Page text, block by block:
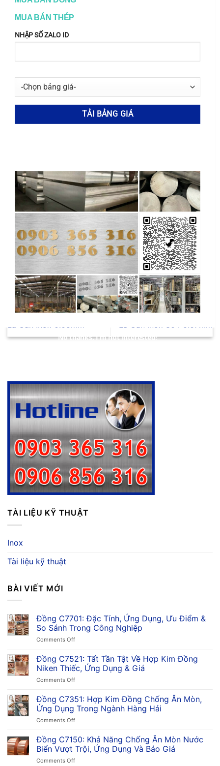
Thép Hợp Kim SKD61: Đặc Tính, Ứng Dụng Khuôn
Dập Nóng, Nhiệt Luyện, Giá Tốt
Trong ngành gia công cơ khí và sản xuất
khuôn mẫu, Thép Hợp Kim SKD61 [...]
30
Aug
TÀI LIỆU KỸ THUẬT
Inox
Tài liệu kỹ thuật
BÀI VIẾT MỚI
Đồng C7701: Đặc Tính, Ứng Dụng, Ưu Điểm &
So Sánh Trong Công Nghiệp
Comments Offon
C7701:
Đặc
Tính,
Ứng
Ưu
Điểm
Trong
Công
Đồng C7521: Tất Tần Tật Về Hợp Kim Đồng
Niken Thiếc, Ứng Dụng & Giá
Comments Offon
C7521:
Tất
Tần
Tật
Hợp
Kim
Đồng
Đồng C7351: Hợp Kim Đồng Chống Ăn Mòn,
Ứng Dụng Trong Ngành Hàng Hải
Comments Offon
C7351:
Hợp
Kim
Đồng
Đồng C7150: Khả Năng Chống Ăn Mòn Nước
Biển Vượt Trội, Ứng Dụng Và Báo Giá
Comments Offon
MUA BÁN THÉP
NHẬP SỐ ZALO ID
No thanks, I’m not interested!